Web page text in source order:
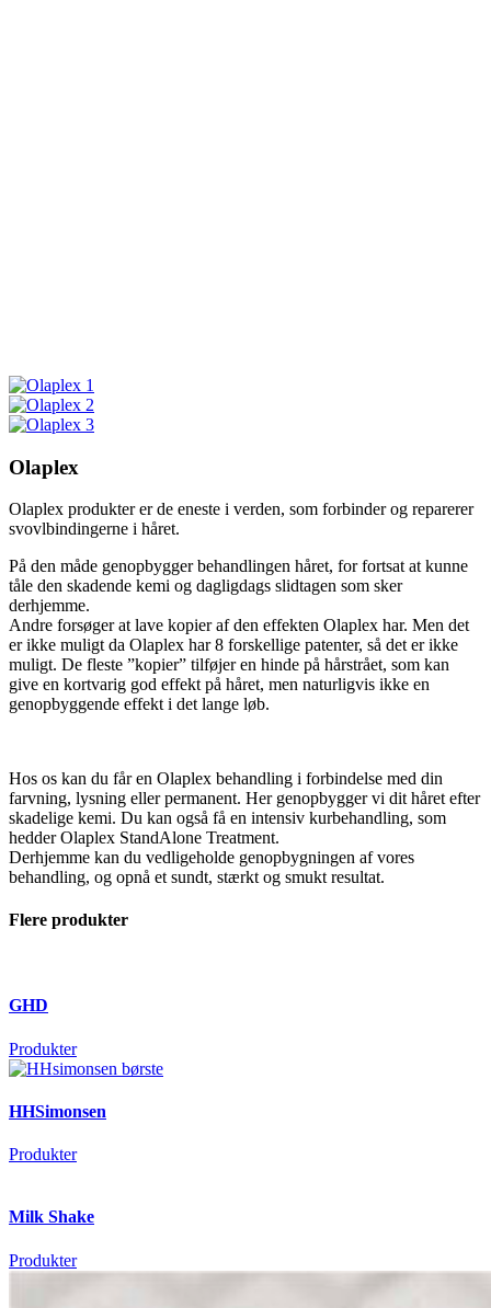
Olaplex
Olaplex produkter er de eneste i verden, som forbinder og reparerer
svovlbindingerne i håret.
På den måde genopbygger behandlingen håret, for fortsat at kunne
tåle den skadende kemi og dagligdags slidtagen som sker
derhjemme.
Andre forsøger at lave kopier af den effekten Olaplex har. Men det
er ikke muligt da Olaplex har 8 forskellige patenter, så det er ikke
muligt. De fleste ”kopier” tilføjer en hinde på hårstrået, som kan
give en kortvarig god effekt på håret, men naturligvis ikke en
genopbyggende effekt i det lange løb.
Hos os kan du får en Olaplex behandling i forbindelse med din
farvning, lysning eller permanent. Her genopbygger vi dit håret efter
skadelige kemi. Du kan også få en intensiv kurbehandling, som
hedder Olaplex StandAlone Treatment.
Derhjemme kan du vedligeholde genopbygningen af vores
behandling, og opnå et sundt, stærkt og smukt resultat.
Flere produkter
GHD
Produkter
HHSimonsen
Produkter
Milk Shake
Produkter